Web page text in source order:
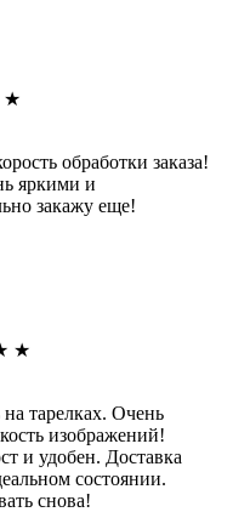
★
обработки заказа!
яркими и
закажу еще!
★
на тарелках. Очень
изображений!
и удобен. Доставка
состоянии.
снова!